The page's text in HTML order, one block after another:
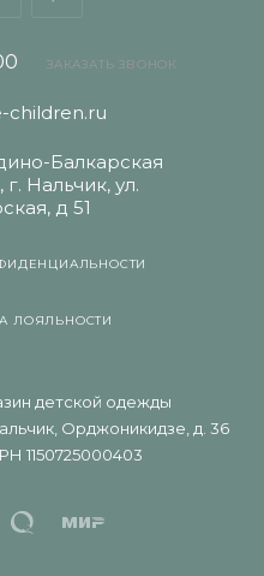
ЗАКАЗАТЬ ЗВОНОК
children.ru
Балкарская
Нальчик, ул.
д 51
ЛОЯЛЬНОСТИ
детской одежды
Орджоникидзе, д. 36
1150725000403